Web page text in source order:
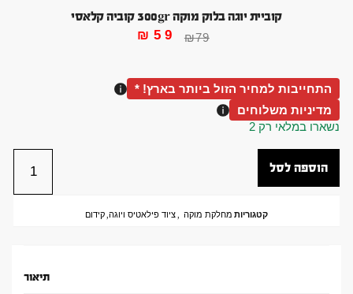
קוביית יוגה בלוק מוקה 300gr קוביה קלאסי
₪79
₪ 59
התחייבות למחיר הזול ביותר בארץ! *
מדיניות משלוחים
נשארו במלאי רק 2
הוספה לסל
קטגוריות מחלקת מוקה ,ציוד פילאטיס ויוגה,קידום
תיאור